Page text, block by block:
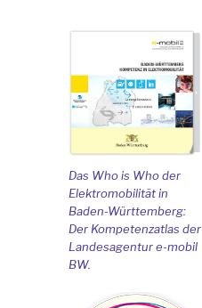
Das Who is Who der
Elektromobilität in
Baden-Württemberg:
Der Kompetenzatlas der
Landesagentur e-mobil
BW.